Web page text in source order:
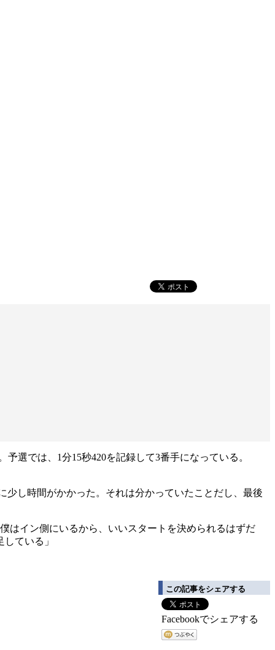
選では、1分15秒420を記録して3番手になっている。
少し時間がかかった。それは分かっていたことだし、最後
はイン側にいるから、いいスタートを決められるはずだ
ている」
この記事をシェアする
Facebookでシェアする